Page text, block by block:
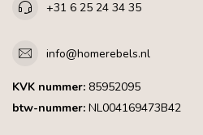
+31 6 25 24 34 35
info@homerebels.nl
KVK nummer: 85952095
btw-nummer: NL004169473B42